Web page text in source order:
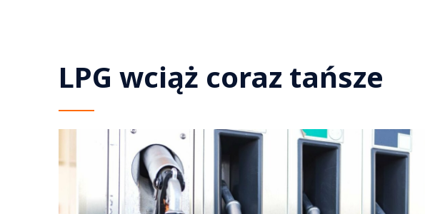
LPG wciąż coraz tańsze